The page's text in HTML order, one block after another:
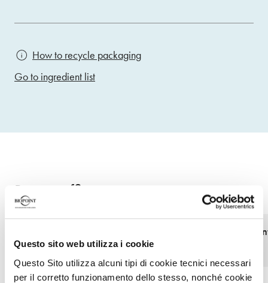
Questo sito web utilizza i cookie
Questo Sito utilizza alcuni tipi di cookie tecnici necessari
per il corretto funzionamento dello stesso, nonché cookie
How to recycle packaging
Go to ingredient list
Proven efficacy
treatment
4.6x more